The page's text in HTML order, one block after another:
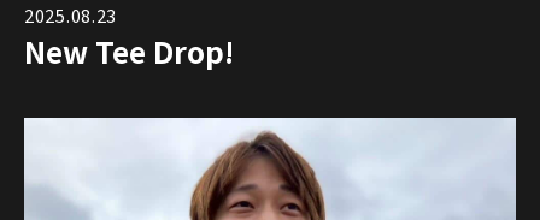
2025.08.23
New Tee Drop!